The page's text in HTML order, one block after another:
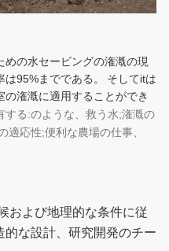
の水セービングの潅漑の現
95%までである。
そしてitは
潅漑に適用することができ
する:のような、救う水;潅漑の
適応性;便利な農場の仕事、
および地理的な条件に従
的な設計、研究開発のチー